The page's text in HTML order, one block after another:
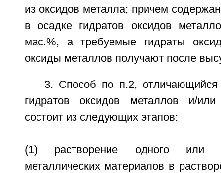
из оксидов металла; причем
в осадке гидратов оксидов
мас.%, а требуемые гидраты
оксиды металлов получают после
3. Способ по п.2, отличающийся
гидратов оксидов металлов и/
состоит из следующих этапов:
(1) растворение одного или
металлических материалов в